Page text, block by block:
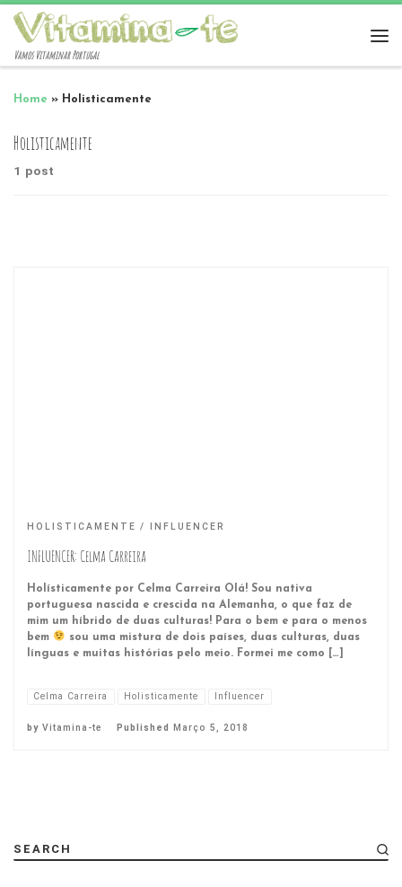
Vamos Vitaminar Portugal
Home » Holisticamente
Holisticamente
1 post
HOLISTICAMENTE INFLUENCER
INFLUENCER: Celma Carreira
Holísticamente por Celma Carreira Olá! Sou nativa
portuguesa nascida e crescida na Alemanha, o que faz de
mim um híbrido de duas culturas! Para o bem e para o menos
bem
sou uma mistura de dois países, duas culturas, duas
línguas e muitas histórias pelo meio. Formei me como […]
Celma Carreira Holisticamente Influencer
by Vitamina-te Published Março 5, 2018
SEARCH